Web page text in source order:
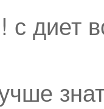
с диет